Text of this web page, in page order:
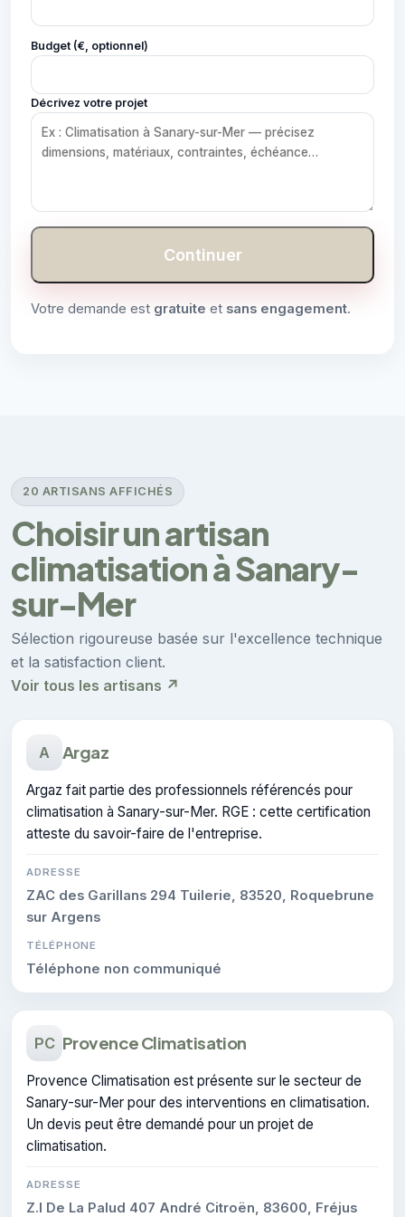
Budget (€, optionnel)
Décrivez votre projet
Continuer
Votre demande est gratuite et sans engagement.
20 ARTISANS AFFICHÉS
Choisir un artisan
climatisation à Sanary-
sur-Mer
Sélection rigoureuse basée sur l'excellence technique
et la satisfaction client.
Voir tous les artisans ↗
A Argaz
Argaz fait partie des professionnels référencés pour
climatisation à Sanary-sur-Mer. RGE : cette certification
atteste du savoir-faire de l'entreprise.
ADRESSE
ZAC des Garillans 294 Tuilerie, 83520, Roquebrune
sur Argens
TÉLÉPHONE
Téléphone non communiqué
PC Provence Climatisation
Provence Climatisation est présente sur le secteur de
Sanary-sur-Mer pour des interventions en climatisation.
Un devis peut être demandé pour un projet de
climatisation.
ADRESSE
Z.I De La Palud 407 André Citroën, 83600, Fréjus